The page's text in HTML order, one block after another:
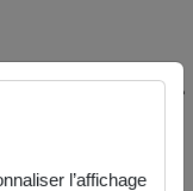
Paris
de l'université
l’affichage